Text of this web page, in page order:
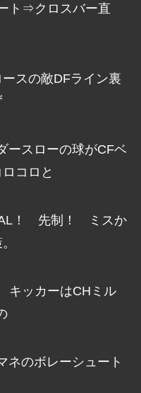
ト⇒クロスバー直
スの敵DFライン裏
ースローの球がCFベ
コロと
！ 先制！ ミスか
キッカーはCHミル
のボレーシュート